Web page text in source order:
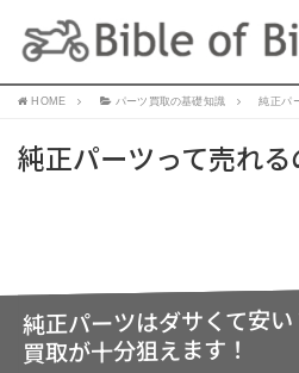
HOME パーツ買取の基礎知識 純正パ
純正パーツって売れる
純正パーツはダサくて安
買取が十分狙えます！